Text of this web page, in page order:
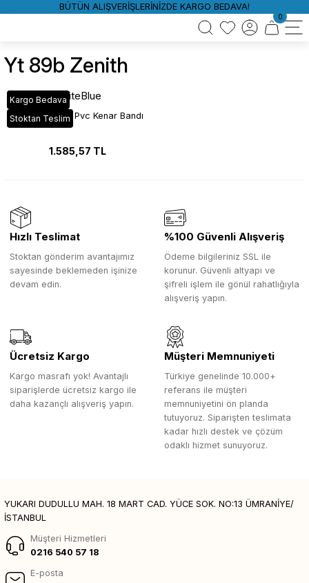
BÜTÜN ALIŞVERİŞLERİNİZDE KARGO BEDAVA!
0
Yt 89b Zenith
Kargo Bedava
Stoktan Teslim
WhiteBlue
YT_89B Zenith Pvc Kenar Bandı
1.585,57 TL
Hızlı Teslimat
Stoktan gönderim avantajımız
sayesinde beklemeden işinize
devam edin.
%100 Güvenli Alışveriş
Ödeme bilgileriniz SSL ile
korunur. Güvenli altyapı ve
şifreli işlem ile gönül rahatlığıyla
alışveriş yapın.
Ücretsiz Kargo
Kargo masrafı yok! Avantajlı
siparişlerde ücretsiz kargo ile
daha kazançlı alışveriş yapın.
Müşteri Memnuniyeti
Türkiye genelinde 10.000+
referans ile müşteri
memnuniyetini ön planda
tutuyoruz. Siparişten teslimata
kadar hızlı destek ve çözüm
odaklı hizmet sunuyoruz.
YUKARI DUDULLU MAH. 18 MART CAD. YÜCE SOK. NO:13 ÜMRANİYE/
İSTANBUL
Müşteri Hizmetleri
0216 540 57 18
E-posta